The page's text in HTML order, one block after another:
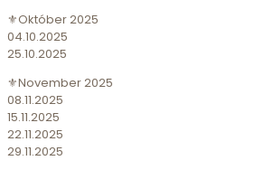
⚜️Október 2025
04.10.2025
25.10.2025
⚜️November 2025
08.11.2025
15.11.2025
22.11.2025
29.11.2025